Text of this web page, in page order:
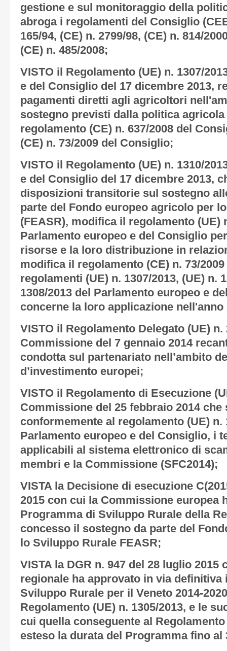
gestione e sul monitoraggio della
abroga i regolamenti del Consiglio
165/94, (CE) n. 2799/98, (CE) n. 814/
(CE) n. 485/2008;
VISTO il Regolamento (UE) n. 1307/
e del Consiglio del 17 dicembre 2013,
pagamenti diretti agli agricoltori
sostegno previsti dalla politica
regolamento (CE) n. 637/2008 del
(CE) n. 73/2009 del Consiglio;
VISTO il Regolamento (UE) n. 1310/
e del Consiglio del 17 dicembre 2013,
disposizioni transitorie sul sostegno
parte del Fondo europeo agricolo per
(FEASR), modifica il regolamento (UE)
Parlamento europeo e del Consiglio
risorse e la loro distribuzione in
modifica il regolamento (CE) n. 73/
regolamenti (UE) n. 1307/2013, (UE) n.
1308/2013 del Parlamento europeo e
concerne la loro applicazione nell'anno
VISTO il Regolamento Delegato (UE) n.
Commissione del 7 gennaio 2014
condotta sul partenariato nell’ambito
d’investimento europei;
VISTO il Regolamento di Esecuzione
Commissione del 25 febbraio 2014 che
conformemente al regolamento (UE) n.
Parlamento europeo e del Consiglio, i
applicabili al sistema elettronico di
membri e la Commissione (SFC2014);
VISTA la Decisione di esecuzione
2015 con cui la Commissione europea
Programma di Sviluppo Rurale della
concesso il sostegno da parte del
lo Sviluppo Rurale FEASR;
VISTA la DGR n. 947 del 28 luglio 2015
regionale ha approvato in via
Sviluppo Rurale per il Veneto 2014-
Regolamento (UE) n. 1305/2013, e le
cui quella conseguente al Regolamento
esteso la durata del Programma fino al